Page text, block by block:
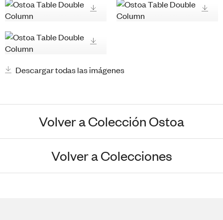
Descargar todas las imágenes
Volver a Colección Ostoa
Volver a Colecciones